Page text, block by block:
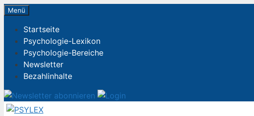
Zum
springen
Menü
Startseite
Psychologie-Lexikon
Psychologie-Bereiche
Newsletter
Bezahlinhalte